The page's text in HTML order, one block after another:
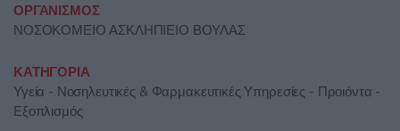
ΟΡΓΑΝΙΣΜΟΣ
ΝΟΣΟΚΟΜΕΙΟ ΑΣΚΛΗΠΙΕΙΟ ΒΟΥΛΑΣ
ΚΑΤΗΓΟΡΙΑ
Υγεία - Νοσηλευτικές & Φαρμακευτικές Υπηρεσίες - Προιόντα -
Εξοπλισμός